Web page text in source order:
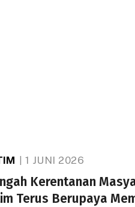
1 JUNI 2026
Kerentanan
Terus Berupaya